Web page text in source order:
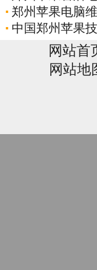
郑州苹果电脑
中国郑州苹果
网站首
网站地